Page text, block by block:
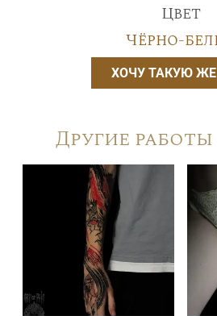
Цвет
Чёрно-
ХОЧУ ТАКУЮ ЖЕ
Другие